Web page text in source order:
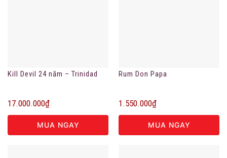
Kill Devil 24 năm – Trinidad
17.000.000₫
MUA NGAY
Rum Don Papa
1.550.000₫
MUA NGAY